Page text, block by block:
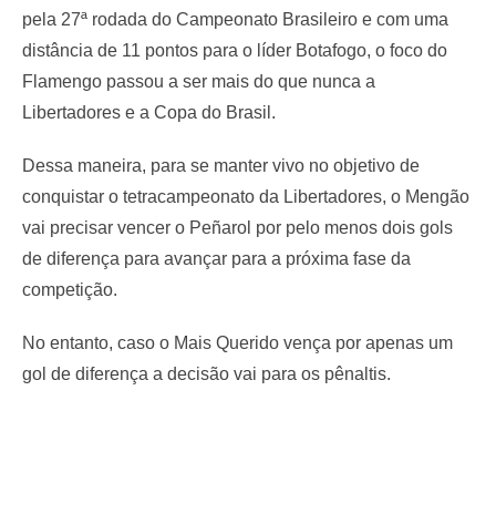
pela 27ª rodada do Campeonato Brasileiro e com uma
distância de 11 pontos para o líder Botafogo, o foco do
Flamengo passou a ser mais do que nunca a
Libertadores e a Copa do Brasil.
Dessa maneira, para se manter vivo no objetivo de
conquistar o tetracampeonato da Libertadores, o Mengão
vai precisar vencer o Peñarol por pelo menos dois gols
de diferença para avançar para a próxima fase da
competição.
No entanto, caso o Mais Querido vença por apenas um
gol de diferença a decisão vai para os pênaltis.